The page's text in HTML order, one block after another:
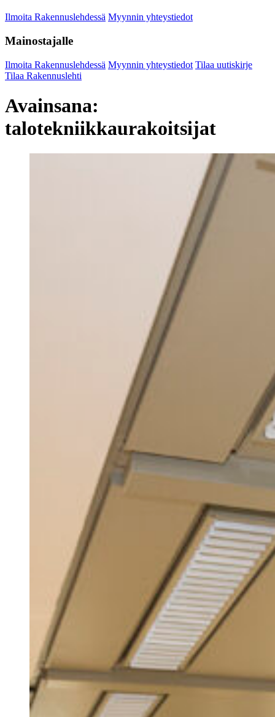
Ilmoita Rakennuslehdessä Myynnin yhteystiedot
Mainostajalle
Ilmoita Rakennuslehdessä Myynnin yhteystiedot Tilaa uutiskirje
Tilaa Rakennuslehti
Avainsana:
talotekniikkaurakoitsijat